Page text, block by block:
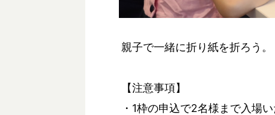
親子で一緒に折り紙を折ろう。
【注意事項】
・1枠の申込で2名様まで入場い